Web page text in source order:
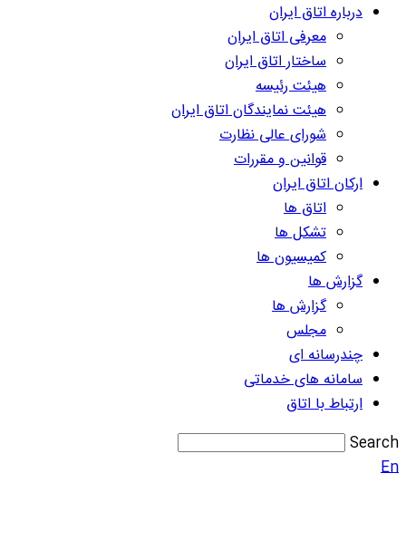
درباره اتاق ایران
معرفی اتاق ایران
ساختار اتاق ایران
هیئت رئیسه
هیئت نمایندگان اتاق ایران
شورای عالی نظارت
قوانین و مقررات
ارکان اتاق ایران
اتاق ها
تشکل ها
کمیسیون ها
گزارش ها
گزارش ها
مجلس
چندرسانه ای
سامانه های خدماتی
ارتباط با اتاق
Search
En